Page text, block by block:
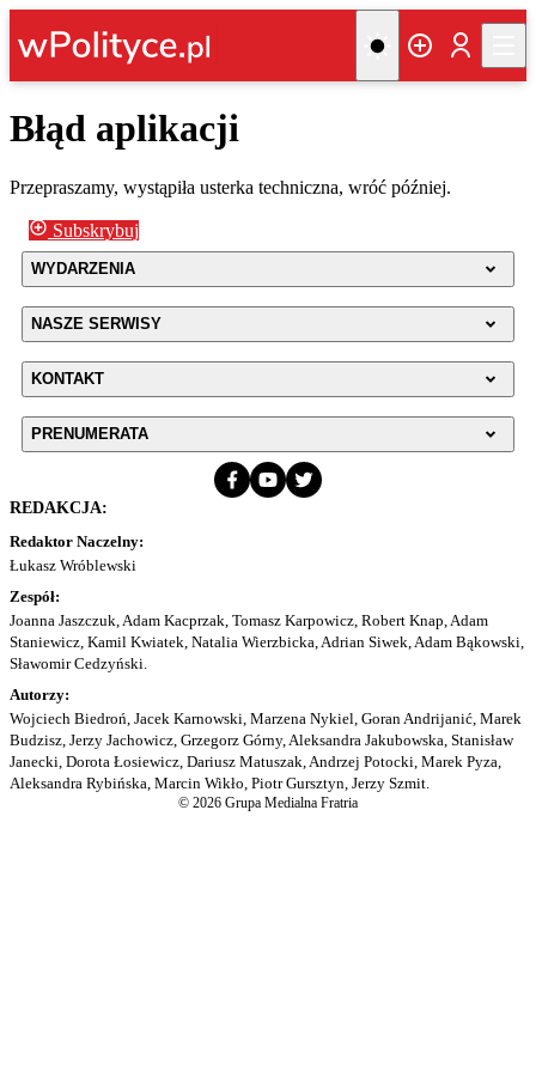
Błąd aplikacji
Przepraszamy, wystąpiła usterka techniczna, wróć później.
Subskrybuj
WYDARZENIA
NASZE SERWISY
KONTAKT
PRENUMERATA
REDAKCJA:
Redaktor Naczelny:
Łukasz Wróblewski
Zespół:
Joanna Jaszczuk, Adam Kacprzak, Tomasz Karpowicz, Robert Knap, Adam
Staniewicz, Kamil Kwiatek, Natalia Wierzbicka, Adrian Siwek, Adam Bąkowski,
Sławomir Cedzyński.
Autorzy:
Wojciech Biedroń, Jacek Karnowski, Marzena Nykiel, Goran Andrijanić, Marek
Budzisz, Jerzy Jachowicz, Grzegorz Górny, Aleksandra Jakubowska, Stanisław
Janecki, Dorota Łosiewicz, Dariusz Matuszak, Andrzej Potocki, Marek Pyza,
Aleksandra Rybińska, Marcin Wikło, Piotr Gursztyn, Jerzy Szmit.
© 2026 Grupa Medialna Fratria